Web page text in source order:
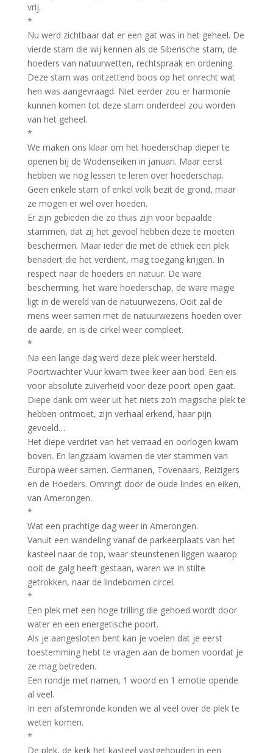
vrij.
*
Nu werd zichtbaar dat er een gat was in het geheel. De
vierde stam die wij kennen als de Siberische stam, de
hoeders van natuurwetten, rechtspraak en ordening.
Deze stam was ontzettend boos op het onrecht wat
hen was aangevraagd. Niet eerder zou er harmonie
kunnen komen tot deze stam onderdeel zou worden
van het geheel.
*
We maken ons klaar om het hoederschap dieper te
openen bij de Wodenseiken in januari. Maar eerst
hebben we nog lessen te leren over hoederschap.
Geen enkele stam of enkel volk bezit de grond, maar
ze mogen er wel over hoeden.
Er zijn gebieden die zo thuis zijn voor bepaalde
stammen, dat zij het gevoel hebben deze te moeten
beschermen. Maar ieder die met de ethiek een plek
benadert die het verdient, mag toegang krijgen. In
respect naar de hoeders en natuur. De ware
bescherming, het ware hoederschap, de ware magie
ligt in de wereld van de natuurwezens. Ooit zal de
mens weer samen met de natuurwezens hoeden over
de aarde, en is de cirkel weer compleet.
*
Na een lange dag werd deze plek weer hersteld.
Poortwachter Vuur kwam twee keer aan bod. Een eis
voor absolute zuiverheid voor deze poort open gaat.
Diepe dank om weer uit het niets zo’n magische plek te
hebben ontmoet, zijn verhaal erkend, haar pijn
gevoeld…
Het diepe verdriet van het verraad en oorlogen kwam
boven. En langzaam kwamen de vier stammen van
Europa weer samen. Germanen, Tovenaars, Reizigers
en de Hoeders. Omringt door de oude lindes en eiken,
van Amerongen..
*
Wat een prachtige dag weer in Amerongen.
Vanuit een wandeling vanaf de parkeerplaats van het
kasteel naar de top, waar steunstenen liggen waarop
ooit de galg heeft gestaan, waren we in stilte
getrokken, naar de lindebomen circel.
*
Een plek met een hoge trilling die gehoed wordt door
water en een energetische poort.
Als je aangesloten bent kan je voelen dat je eerst
toestemming hebt te vragen aan de bomen voordat je
ze mag betreden.
Een rondje met namen, 1 woord en 1 emotie opende
al veel.
In een afstemronde konden we al veel over de plek te
weten komen.
*
De plek, de kerk het kasteel vastgehouden in een